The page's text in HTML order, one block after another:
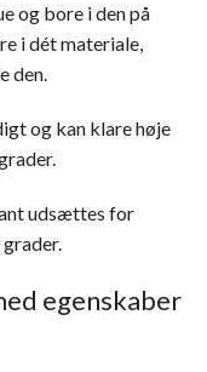
og bore i den på
i dét materiale,
den.
og kan klare høje
udsættes for
egenskaber